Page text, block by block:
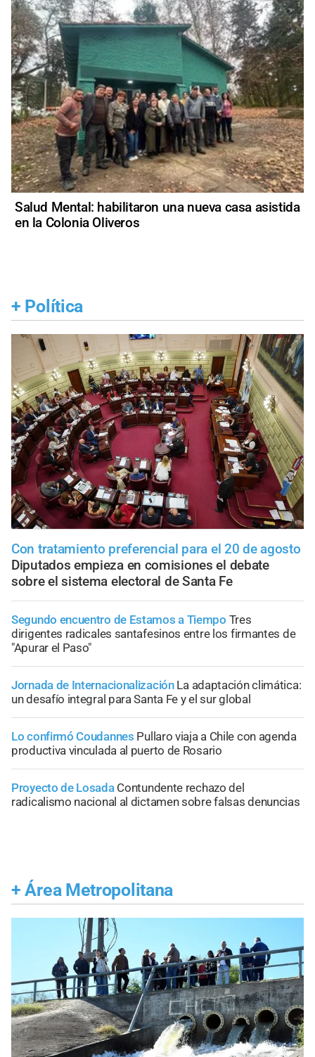
Salud Mental: habilitaron una nueva casa asistida
en la Colonia Oliveros
+ Política
Con tratamiento preferencial para el 20 de agosto
Diputados empieza en comisiones el debate
sobre el sistema electoral de Santa Fe
Segundo encuentro de Estamos a Tiempo Tres
dirigentes radicales santafesinos entre los firmantes de
"Apurar el Paso"
Jornada de Internacionalización La adaptación climática:
un desafío integral para Santa Fe y el sur global
Lo confirmó Coudannes Pullaro viaja a Chile con agenda
productiva vinculada al puerto de Rosario
Proyecto de Losada Contundente rechazo del
radicalismo nacional al dictamen sobre falsas denuncias
+ Área Metropolitana